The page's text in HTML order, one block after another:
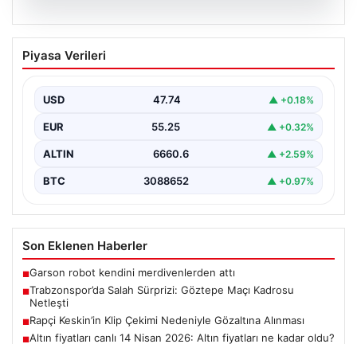
07.08.2026
Trabzonspor’da Salah Sürprizi: Göztepe
Maçı Kadrosu Netleşti
sahaya çıkacak oyuncuları açıkladı. Bu önemli mücadele,
uzun…
Piyasa Verileri
USD 47.74 ▲ +0.18%
EUR 55.25 ▲ +0.32%
ALTIN 6660.6 ▲ +2.59%
BTC 3088652 ▲ +0.97%
Son Eklenen Haberler
■Garson robot kendini merdivenlerden attı
■Trabzonspor’da Salah Sürprizi: Göztepe Maçı Kadrosu
Netleşti
■Rapçi Keskin’in Klip Çekimi Nedeniyle Gözaltına Alınması
■Altın fiyatları canlı 14 Nisan 2026: Altın fiyatları ne kadar oldu?